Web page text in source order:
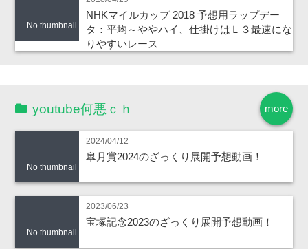
No thumbnail
NHKマイルカップ 2018 予想用ラップデー
タ：平均～ややハイ、仕掛けはＬ３最速にな
りやすいレース
more
youtube何悪ｃｈ
No thumbnail
2024/04/12
皐月賞2024のざっくり展開予想動画！
No thumbnail
2023/06/23
宝塚記念2023のざっくり展開予想動画！